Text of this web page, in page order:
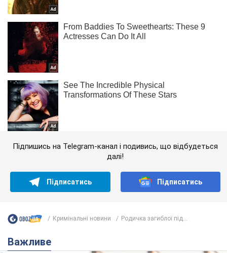
Підпишись на Telegram-канал і подивись, що відбудеться
далі!
Підписатись Підписатись
Кримінальні новини Родичка загиблої під...
Важливе